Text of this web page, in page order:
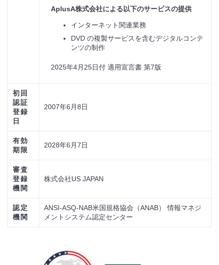
AplusA株式会社による以下のサービスの提供
インターネット関連業務
DVD の複製サービスを含むデジタルコンテ
ンツの制作
2025年4月25日付 適用宣言書 第7版
初回
認証
登録
日
2007年6月8日
有効
期限
2028年6月7日
審査
登録
機関
株式会社US JAPAN
認定
機関
ANSI-ASQ-NAB米国規格協会（ANAB） 情報マネジ
メントシステム認定センター